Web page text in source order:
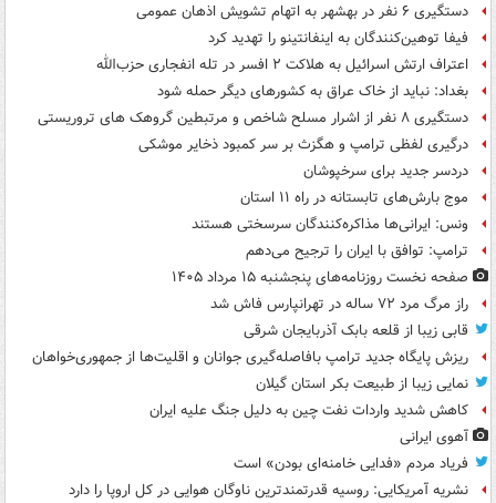
دستگیری ۶ نفر در بهشهر به اتهام تشویش اذهان عمومی
فیفا توهین‌کنندگان به اینفانتینو را تهدید کرد
اعتراف ارتش اسرائیل به هلاکت ۲ افسر در تله انفجاری حزب‌الله
بغداد: نباید از خاک عراق به کشورهای دیگر حمله شود
دستگیری ۸ نفر از اشرار مسلح شاخص و مرتبطین گروهک های تروریستی
درگیری لفظی ترامپ و هگزث بر سر کمبود ذخایر موشکی
دردسر جدید برای سرخپوشان
موج بارش‌های تابستانه در راه ۱۱ استان
ونس: ایرانی‌ها مذاکره‌کنندگان سرسختی هستند
ترامپ: توافق با ایران را ترجیح می‌دهم
صفحه نخست روزنامه‌های پنجشنبه ۱۵ مرداد ۱۴۰۵
راز مرگ مرد ۷۲ ساله در تهرانپارس فاش شد
قابی زیبا از قلعه بابک آذربایجان شرقی
ریزش پایگاه جدید ترامپ بافاصله‌گیری جوانان و اقلیت‌ها از جمهوری‌خواهان
نمایی زیبا از طبیعت بکر استان گیلان
کاهش شدید واردات نفت چین به دلیل جنگ علیه ایران
آهوی ایرانی
فریاد مردم «فدایی خامنه‌ای بودن» است
نشریه آمریکایی: روسیه قدرتمندترین ناوگان هوایی در کل اروپا را دارد